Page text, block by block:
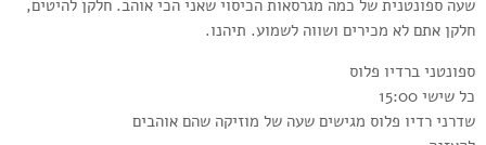
שעה ספונטנית של כמה מגרסאות הכיסוי שאני הכי אוהב. חלקן להיטים,
חלקן אתם לא מכירים ושווה לשמוע. תיהנו.
ספונטני ברדיו פלוס
כל שישי 15:00
שדרני רדיו פלוס מגישים שעה של מוזיקה שהם אוהבים